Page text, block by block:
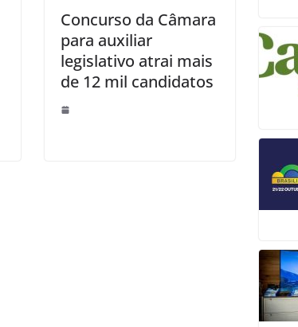
Concurso da Câmara
para auxiliar
legislativo atrai mais
de 12 mil candidatos